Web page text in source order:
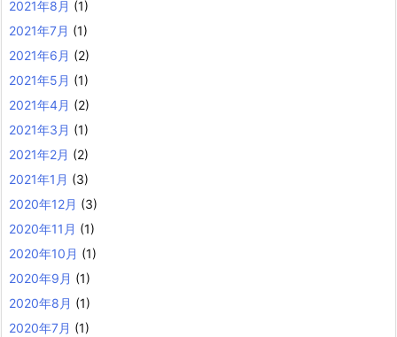
2021年8月 (1)
2021年7月 (1)
2021年6月 (2)
2021年5月 (1)
2021年4月 (2)
2021年3月 (1)
2021年2月 (2)
2021年1月 (3)
2020年12月 (3)
2020年11月 (1)
2020年10月 (1)
2020年9月 (1)
2020年8月 (1)
2020年7月 (1)